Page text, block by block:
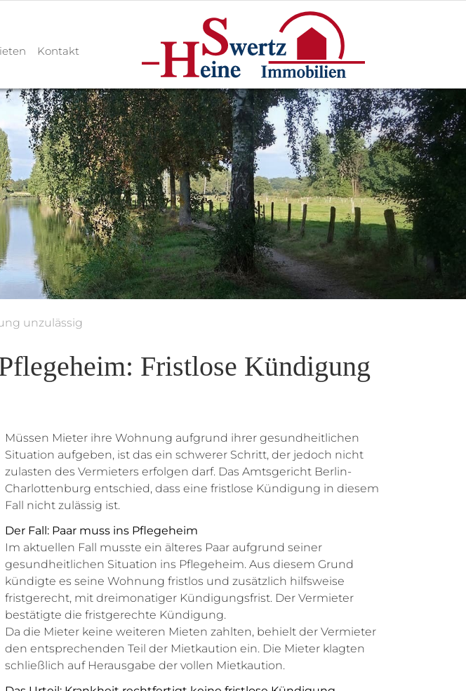
Kontakt
unzulässig
Fristlose Kündigung
Müssen Mieter ihre Wohnung aufgrund ihrer gesundheitlichen
Situation aufgeben, ist das ein schwerer Schritt, der jedoch nicht
zulasten des Vermieters erfolgen darf. Das Amtsgericht Berlin-
Charlottenburg entschied, dass eine fristlose Kündigung in diesem
Fall nicht zulässig ist.
Der Fall: Paar muss ins Pflegeheim
Im aktuellen Fall musste ein älteres Paar aufgrund seiner
gesundheitlichen Situation ins Pflegeheim. Aus diesem Grund
kündigte es seine Wohnung fristlos und zusätzlich hilfsweise
fristgerecht, mit dreimonatiger Kündigungsfrist. Der Vermieter
bestätigte die fristgerechte Kündigung.
Da die Mieter keine weiteren Mieten zahlten, behielt der Vermieter
den entsprechenden Teil der Mietkaution ein. Die Mieter klagten
schließlich auf Herausgabe der vollen Mietkaution.